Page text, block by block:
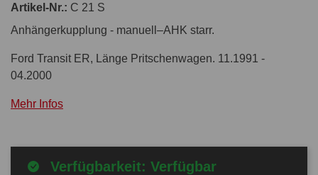
Artikel-Nr.: C 21 S
Anhängerkupplung - manuell–AHK starr.
Ford Transit ER, Länge Pritschenwagen. 11.1991 -
04.2000
Mehr Infos
Verfügbarkeit: Verfügbar